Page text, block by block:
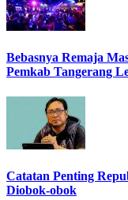
Bebasnya Remaja
Pemkab Tangerang
Catatan Penting
Diobok-obok